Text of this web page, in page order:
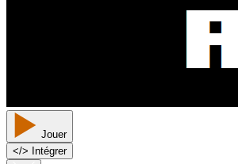
Jouer
</> Intégrer